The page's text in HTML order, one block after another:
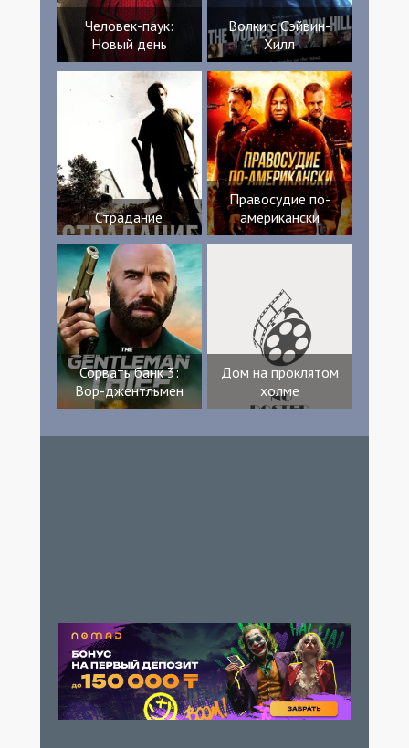
Человек-паук:
Новый день
Волки с Сэйвин-
Хилл
Страдание
Правосудие по-
американски
Сорвать банк 3:
Вор-джентльмен
Дом на проклятом
холме